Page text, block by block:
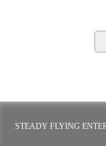
STEADY FLYING